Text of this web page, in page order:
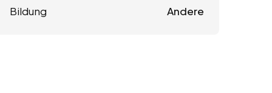
Bildung Andere